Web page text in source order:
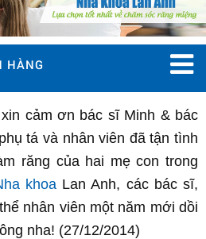
HÀNG
cảm ơn bác sĩ Minh & bác
tá và nhân viên đã tận tình
răng của hai mẹ con trong
khoa Lan Anh, các bác sĩ,
nhân viên một năm mới dồi
nha! (27/12/2014)